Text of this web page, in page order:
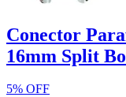
Conector
16mm Split
5% OFF